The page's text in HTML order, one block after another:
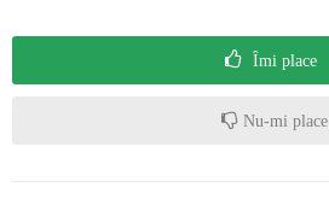
Îmi place
Nu-mi place